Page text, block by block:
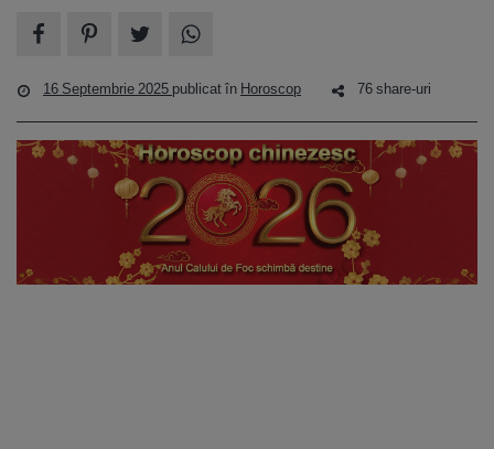
16 Septembrie 2025 publicat în Horoscop 76 share-uri